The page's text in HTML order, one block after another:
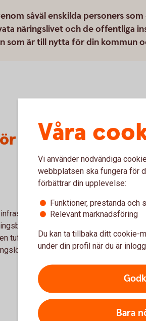
såväl enskilda personers
näringslivet och de offentliga
som är till nytta för din kommun
offentlig sektor
Vård, omsorg och skolor.
i Sveriges kommuner.
tuff. Med våra smarta och
skapar du rätt
Våra
Vi använder nödvändiga
webbplatsen ska fungera för
förbättrar din upplevelse:
Funktioner, prestanda och
Relevant marknadsföring
Du kan ta tillbaka ditt cookie-
under din profil när du är
Bara